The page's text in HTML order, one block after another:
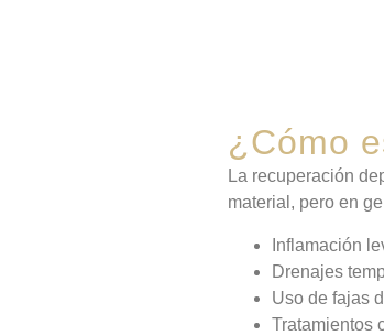
¿Cómo
La recuperación
material, pero en
Inflamación
Drenajes
Uso de fajas
Tratamientos